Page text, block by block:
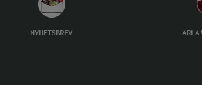
NYHETSBREV ARLA